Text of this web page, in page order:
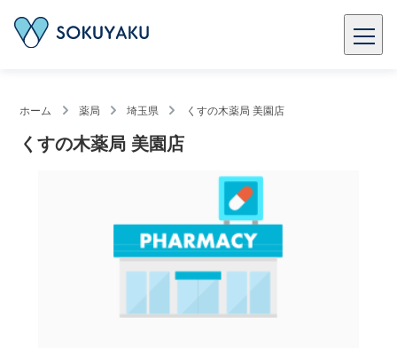
ホーム 薬局 埼玉県 くすの木薬局 美園店
くすの木薬局 美園店